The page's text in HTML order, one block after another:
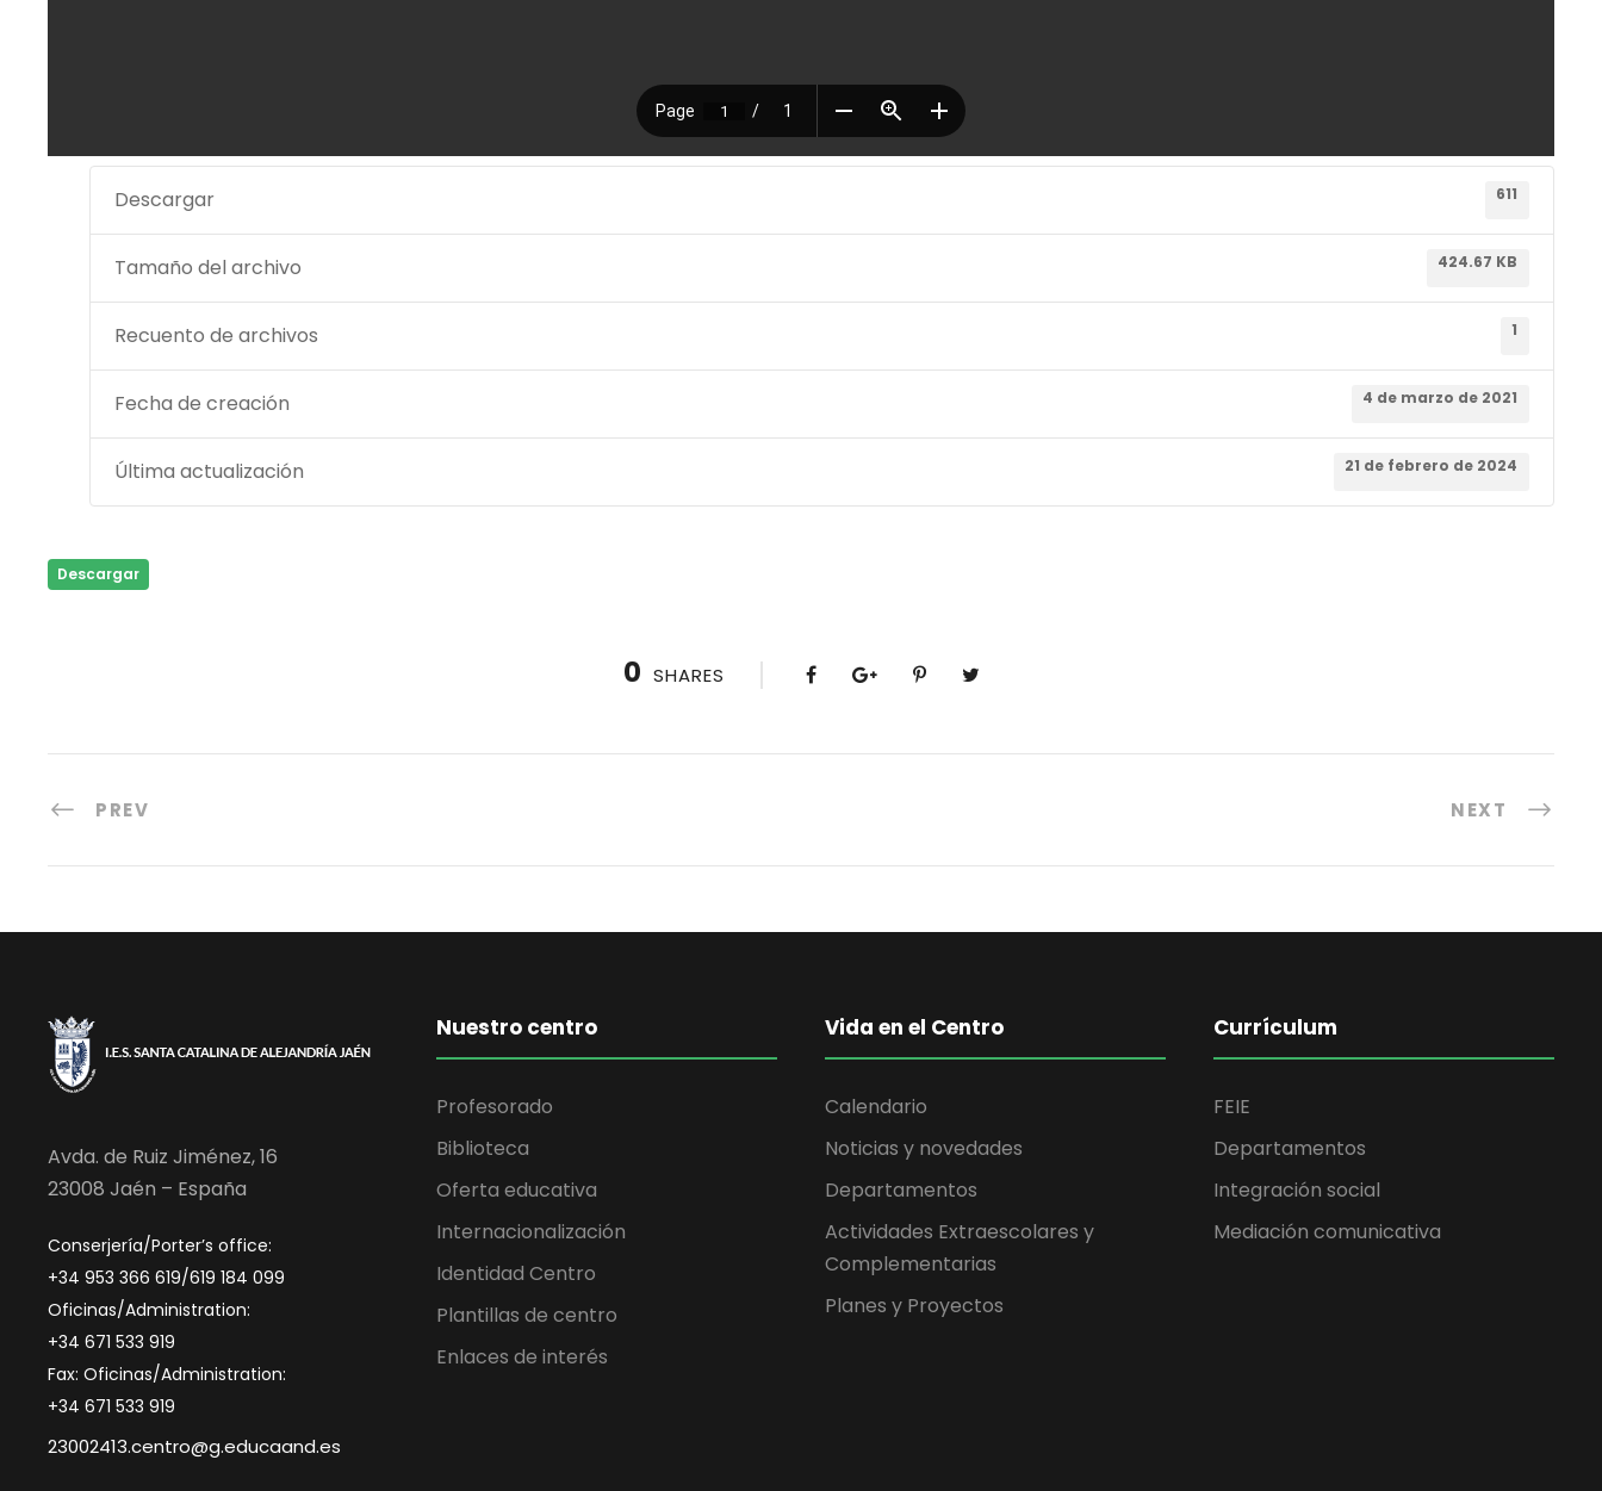
Descargar 611
Tamaño del archivo 424.67 KB
Recuento de archivos 1
Fecha de creación 4 de marzo de 2021
Última actualización 21 de febrero de 2024
Descargar
0 SHARES
PREV NEXT
Avda. de Ruiz Jiménez, 16
23008 Jaén – España
Conserjería/Porter’s office:
+34 953 366 619/619 184 099
Oficinas/Administration:
+34 671 533 919
Fax: Oficinas/Administration:
+34 671 533 919
23002413.centro@g.educaand.es
Nuestro centro
Profesorado
Biblioteca
Oferta educativa
Internacionalización
Identidad Centro
Plantillas de centro
Enlaces de interés
Vida en el Centro
Calendario
Noticias y novedades
Departamentos
Actividades Extraescolares y
Complementarias
Planes y Proyectos
Currículum
FEIE
Departamentos
Integración social
Mediación comunicativa